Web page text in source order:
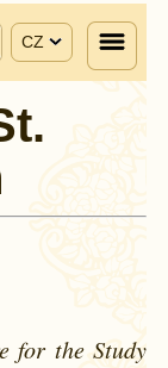
CZ
for the Study